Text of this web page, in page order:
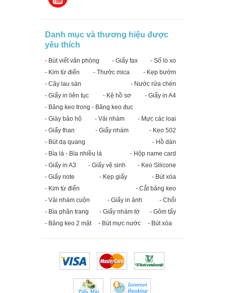
Danh mục và thương hiệu được
yêu thích
- Bút viết văn phòng - Giấy fax
- Sổ lò xo
- Kim từ điển
- Thước mica
- Kẹp bướm
- Cây lau sàn
- Nước rửa chén
- Giấy in liên tục
- Kệ hồ sơ
- Giấy in A4
- Băng keo trong - Băng keo đục
- Giày bảo hộ
- Vải nhám
- Mực các loại
- Giấy than
- Giấy nhám
- Keo 502
- Bút dạ quang
- Hồ dán
- Bìa lá - Bìa nhiều lá
- Hộp name card
- Giấy in A3
- Giấy vệ sinh
- Keo Silicone
- Giấy note
- Kẹp giấy
- Bút xóa
- Kim từ điển
- Cắt băng keo
- Vải nhám cuộn
- Giấy in ảnh
- Chổi
- Bìa phân trang
- Giấy nhám tờ
- Gôm tẩy
- Băng keo 2 mặt
- Bút mực nước - Bút xóa